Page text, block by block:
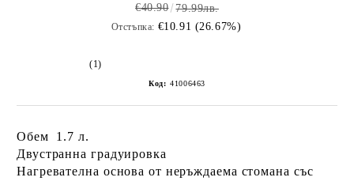
€40.90 79.99лв.
Отстъпка: €10.91 (26.67%)
(1)
Код: 41006463
Обем 1.7 л.
Двустранна градуировка
Нагревателна основа от неръждаема стомана със